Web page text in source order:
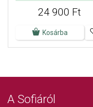
24 900 Ft
Kosárba
A Sofiáról